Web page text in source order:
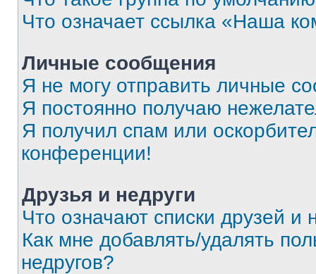
Что означает ссылка «Наша
Личные сообщения
Я не могу отправить личные
Я постоянно получаю
Я получил спам или
конференции!
Друзья и недруги
Что означают списки друзей и
Как мне добавлять/удалять
недругов?